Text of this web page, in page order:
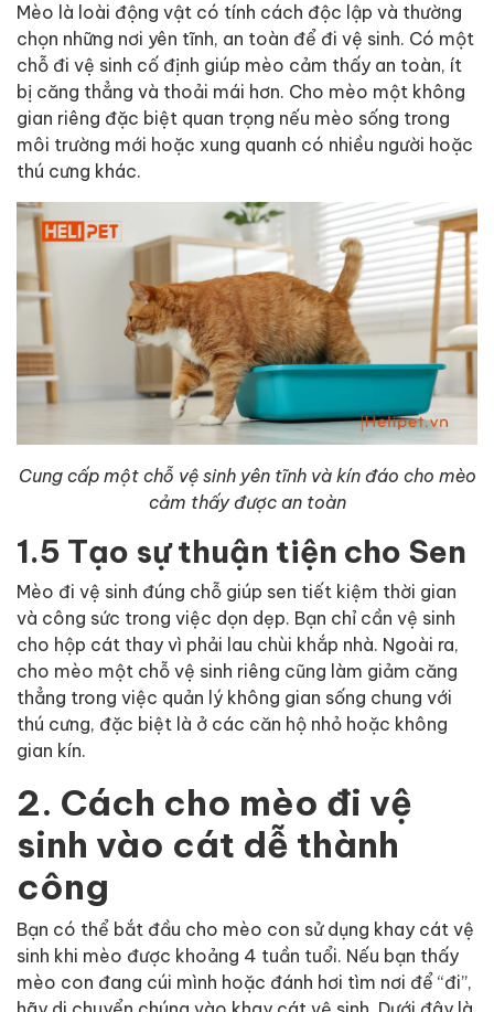
Mèo là loài động vật có tính cách độc lập và thường
chọn những nơi yên tĩnh, an toàn để đi vệ sinh. Có một
chỗ đi vệ sinh cố định giúp mèo cảm thấy an toàn, ít
bị căng thẳng và thoải mái hơn. Cho mèo một không
gian riêng đặc biệt quan trọng nếu mèo sống trong
môi trường mới hoặc xung quanh có nhiều người hoặc
thú cưng khác.
Cung cấp một chỗ vệ sinh yên tĩnh và kín đáo cho mèo
cảm thấy được an toàn
1.5 Tạo sự thuận tiện cho Sen
Mèo đi vệ sinh đúng chỗ giúp sen tiết kiệm thời gian
và công sức trong việc dọn dẹp. Bạn chỉ cần vệ sinh
cho hộp cát thay vì phải lau chùi khắp nhà. Ngoài ra,
cho mèo một chỗ vệ sinh riêng cũng làm giảm căng
thẳng trong việc quản lý không gian sống chung với
thú cưng, đặc biệt là ở các căn hộ nhỏ hoặc không
gian kín.
2. Cách cho mèo đi vệ
sinh vào cát dễ thành
công
Bạn có thể bắt đầu cho mèo con sử dụng khay cát vệ
sinh khi mèo được khoảng 4 tuần tuổi. Nếu bạn thấy
mèo con đang cúi mình hoặc đánh hơi tìm nơi để “đi”,
hãy di chuyển chúng vào khay cát vệ sinh. Dưới đây là